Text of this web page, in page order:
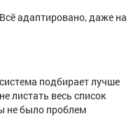
адаптировано, даже на
подбирает лучше
листать весь список
не было проблем